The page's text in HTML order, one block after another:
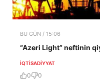
BU GÜN / 15:06
“Azeri Light” neftinin
İQTISADIYYAT
0 0